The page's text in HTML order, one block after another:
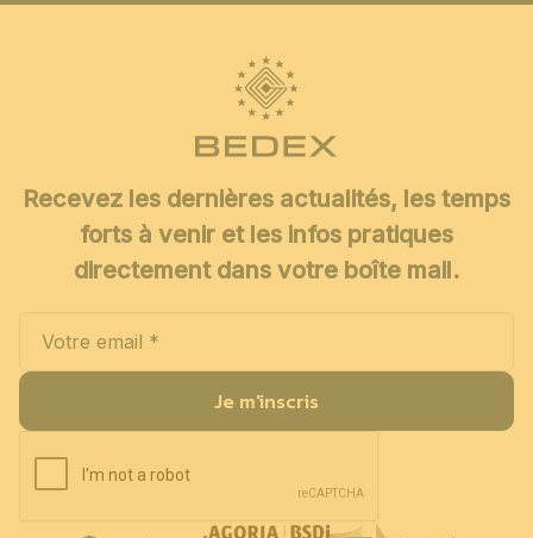
Recevez les dernières actualités, les temps
forts à venir et les infos pratiques
directement dans votre boîte mail.
Je m'inscris